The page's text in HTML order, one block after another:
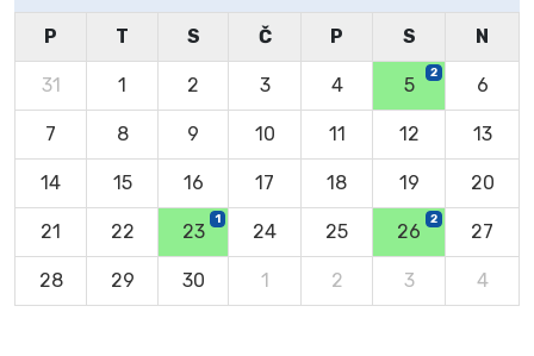
P T S Č P S N
31 1 2 3 4 5
2
6
7 8 9 10 11 12 13
14 15 16 17 18 19 20
21 22 23
1
24 25 26
2
27
28 29 30 1 2 3 4